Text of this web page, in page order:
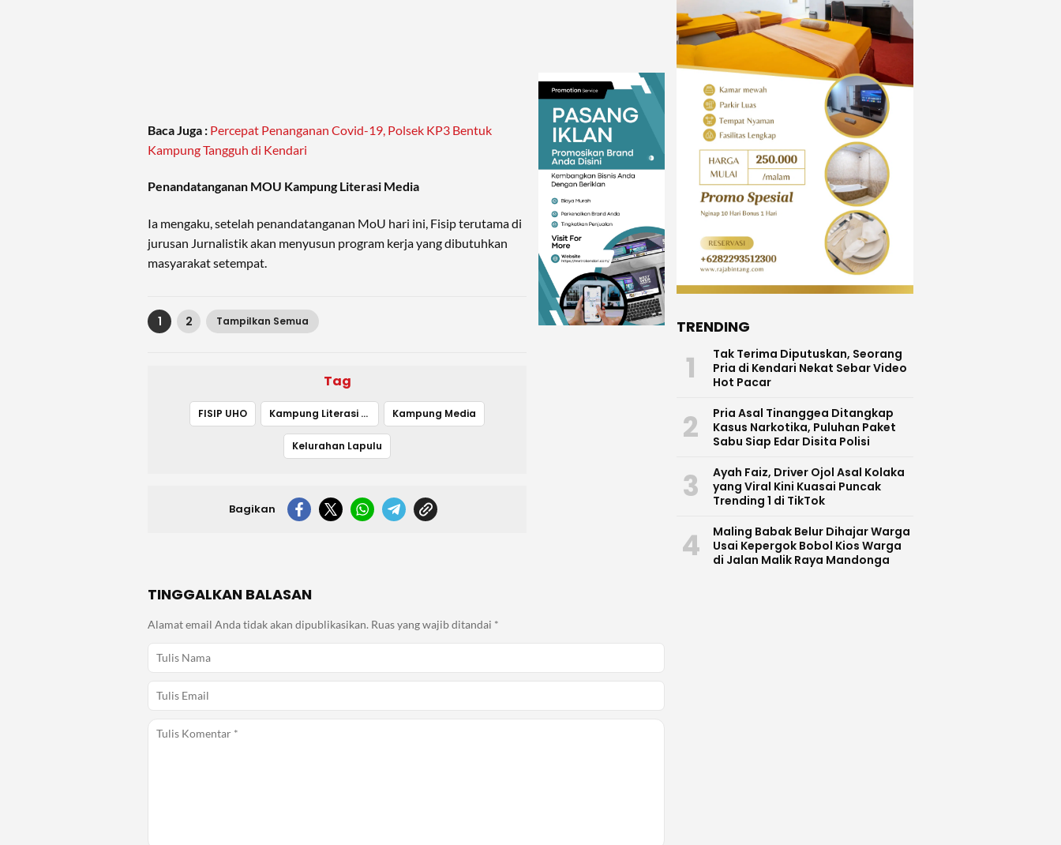
Baca Juga : Percepat Penanganan Covid-19, Polsek KP3 Bentuk
Kampung Tangguh di Kendari
Penandatanganan MOU Kampung Literasi Media
Ia mengaku, setelah penandatanganan MoU hari ini, Fisip terutama di
jurusan Jurnalistik akan menyusun program kerja yang dibutuhkan
masyarakat setempat.
1 2 Tampilkan Semua
Tag
FISIP UHO Kampung Literasi Media Kampung Media
Kelurahan Lapulu
Bagikan
TINGGALKAN BALASAN
Alamat email Anda tidak akan dipublikasikan. Ruas yang wajib ditandai *
TRENDING
1
Tak Terima Diputuskan, Seorang
Pria di Kendari Nekat Sebar Video
Hot Pacar
2
Pria Asal Tinanggea Ditangkap
Kasus Narkotika, Puluhan Paket
Sabu Siap Edar Disita Polisi
3
Ayah Faiz, Driver Ojol Asal Kolaka
yang Viral Kini Kuasai Puncak
Trending 1 di TikTok
4
Maling Babak Belur Dihajar Warga
Usai Kepergok Bobol Kios Warga
di Jalan Malik Raya Mandonga